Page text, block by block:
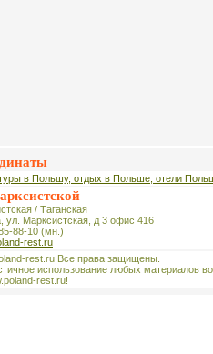
в Польшу, отдых в Польше, отели
/ Таганская
ул. Марксистская, д 3 офис 416
88-10 (мн.)
rest.ru
rest.ru Все права защищены.
использование любых материалов
rest.ru!